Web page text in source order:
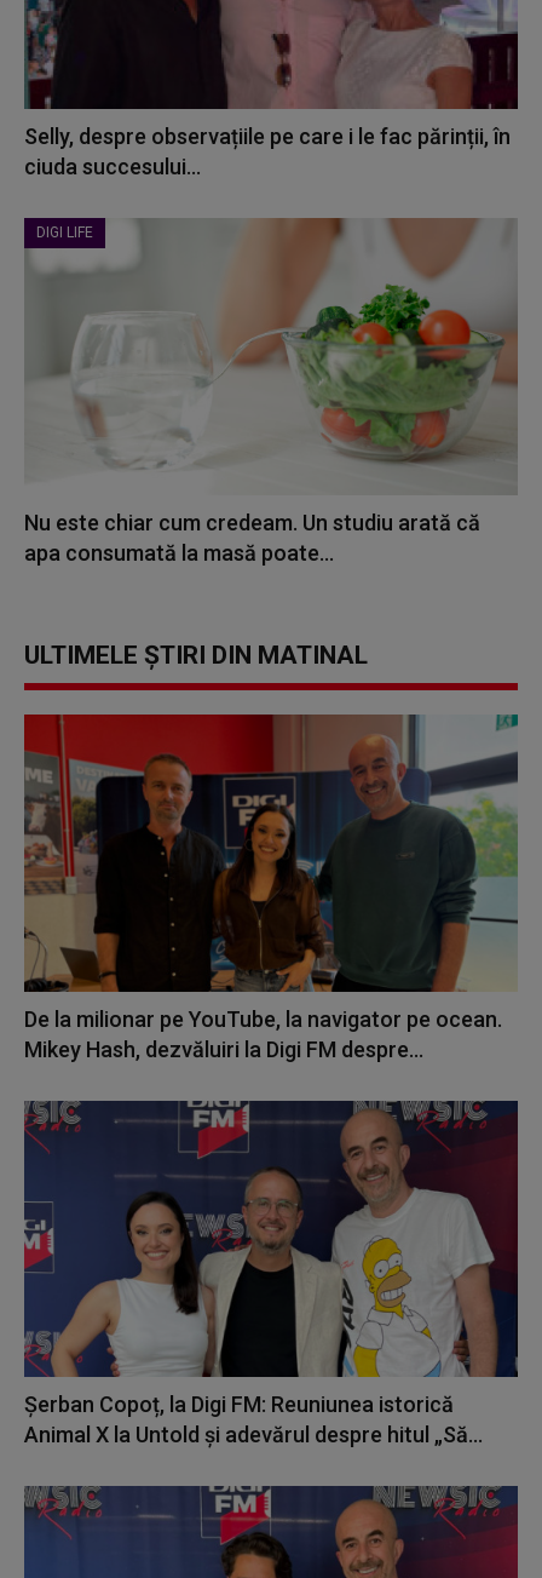
Selly, despre observațiile pe care i le fac părinții, în
ciuda succesului...
DIGI LIFE
Nu este chiar cum credeam. Un studiu arată că
apa consumată la masă poate...
ULTIMELE ȘTIRI DIN MATINAL
De la milionar pe YouTube, la navigator pe ocean.
Mikey Hash, dezvăluiri la Digi FM despre...
Șerban Copoț, la Digi FM: Reuniunea istorică
Animal X la Untold și adevărul despre hitul „Să...